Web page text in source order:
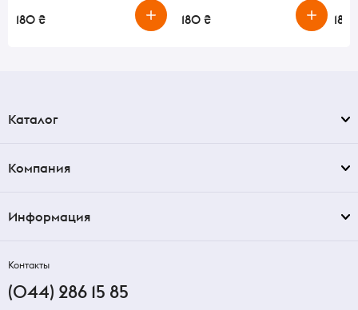
180 ₴ 180 ₴ 180
Каталог
Компания
Информация
Контакты
(044) 286 15 85